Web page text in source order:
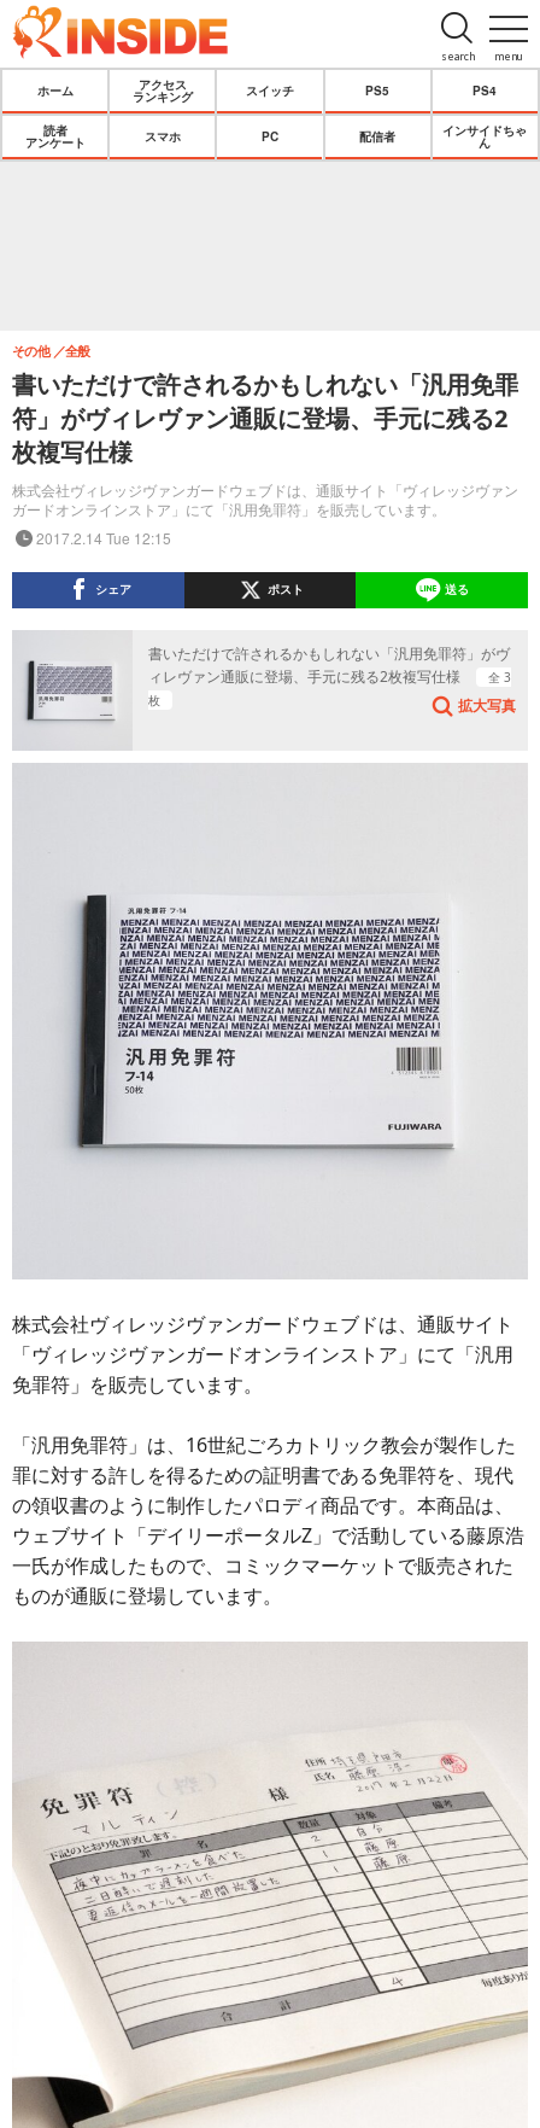
menu
search
ホーム
アクセス
ランキング
スイッチ PS5 PS4
読者
アンケート
スマホ PC 配信者
インサイドちゃ
ん
書いただけで許されるかもしれない「汎用免罪
符」がヴィレヴァン通販に登場、手元に残る2
枚複写仕様
株式会社ヴィレッジヴァンガードウェブドは、通販サイト「ヴィレッジヴァン
ガードオンラインストア」にて「汎用免罪符」を販売しています。
その他 全般
2017.2.14 Tue 12:15
シェア ポスト 送る
書いただけで許されるかもしれない「汎用免罪符」がヴ
ィレヴァン通販に登場、手元に残る2枚複写仕様
全 3
枚
拡大写真
株式会社ヴィレッジヴァンガードウェブドは、通販サイト
「ヴィレッジヴァンガードオンラインストア」にて「汎用
免罪符」を販売しています。
「汎用免罪符」は、16世紀ごろカトリック教会が製作した
罪に対する許しを得るための証明書である免罪符を、現代
の領収書のように制作したパロディ商品です。本商品は、
ウェブサイト「デイリーポータルZ」で活動している藤原浩
一氏が作成したもので、コミックマーケットで販売された
ものが通販に登場しています。